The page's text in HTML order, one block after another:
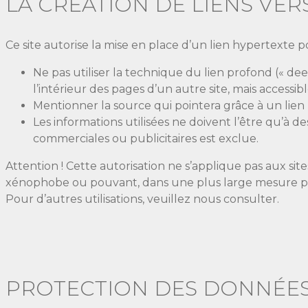
Ce site autorise la mise en place d’un lien hypertexte
Ne pas utiliser la technique du lien profond («
l’intérieur des pages d’un autre site, mais
Mentionner la source qui pointera grâce à un
Les informations utilisées ne doivent l’être qu’à
commerciales ou publicitaires est exclue.
Attention ! Cette autorisation ne s’applique pas aux
xénophobe ou pouvant, dans une plus large mesure
Pour d’autres utilisations, veuillez nous consulter.
PROTECTION DES